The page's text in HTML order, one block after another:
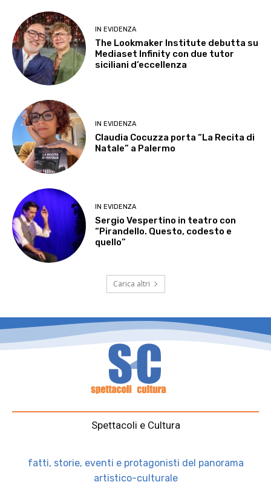
IN EVIDENZA
The Lookmaker Institute debutta su
Mediaset Infinity con due tutor
siciliani d’eccellenza
IN EVIDENZA
Claudia Cocuzza porta “La Recita di
Natale” a Palermo
IN EVIDENZA
Sergio Vespertino in teatro con
“Pirandello. Questo, codesto e
quello”
Carica altri
Spettacoli e Cultura
fatti, storie, eventi e protagonisti del panorama
artistico-culturale